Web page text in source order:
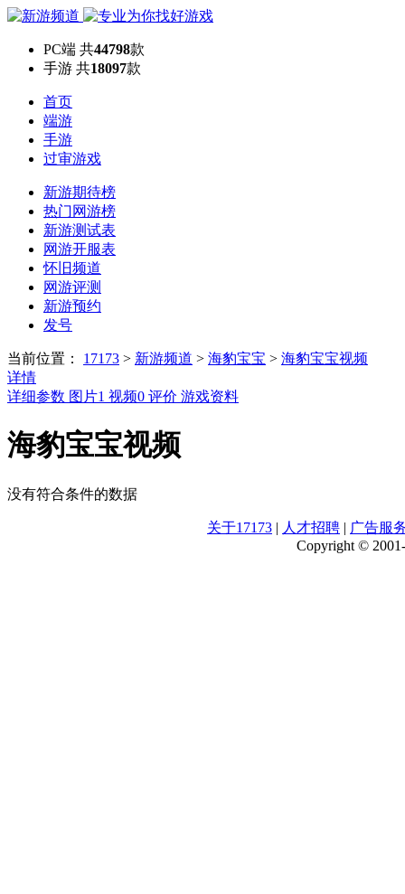
PC端 共44798款
手游 共18097款
首页
端游
手游
过审游戏
新游期待榜
热门网游榜
新游测试表
网游开服表
怀旧频道
网游评测
新游预约
发号
当前位置： 17173 > 新游频道 > 海豹宝宝 > 海豹宝宝视频
详情
详细参数 图片1 视频0 评价 游戏资料
海豹宝宝视频
没有符合条件的数据
关于17173 | 人才招聘 | 广告服
Copyright ©